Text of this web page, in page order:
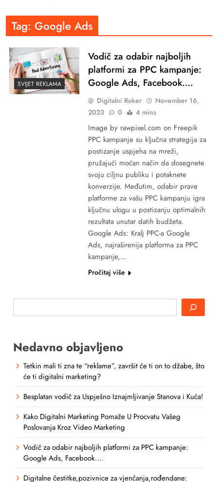
Tag: Google Ads
SVIJET REKLAMA
Vodič za odabir najboljih
platformi za PPC kampanje:
Google Ads, Facebook….
Digitalni Roker
November 16,
2023
0 4 mins
Image by rawpixel.com on Freepik
PPC kampanje su ključna strategija za
postizanje uspjeha na mreži,
pružajući moćan način da dosegnete
svoju ciljnu publiku i potaknete
konverzije. Međutim, odabir prave
platforme za vašu PPC kampanju igra
ključnu ulogu u postizanju optimalnih
rezultata unutar datih budžeta.
Google Ads: Kralj PPC-a Google
Ads, najraširenija platforma za PPC
kampanje,…
Pročitaj više
Nedavno objavljeno
Tetkin mali ti zna te “reklame”, završit će ti on to džabe, što
će ti digitalni marketing?
Besplatan vodič za Uspješno Iznajmljivanje Stanova i Kuća!
Kako Digitalni Marketing Pomaže U Procvatu Vašeg
Poslovanja Kroz Video Marketing
Vodič za odabir najboljih platformi za PPC kampanje:
Google Ads, Facebook….
Digitalne čestitke,pozivnice za vjenčanja,rođendane: